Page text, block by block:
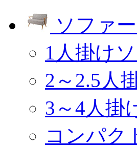
ソファ
1人掛け
2～2.5人
3～4人掛
コンパク